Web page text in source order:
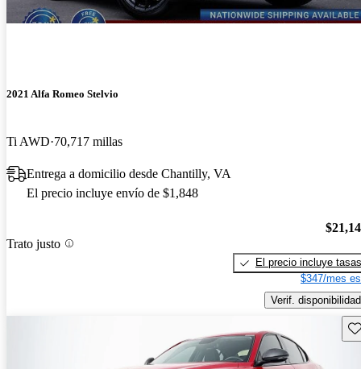
2021 Alfa Romeo Stelvio
Ti AWD 70,717 millas
Entrega a domicilio desde Chantilly, VA
El precio incluye envío de $1,848
Trato justo
El precio incluye tasas
$347/mes
Verif. disponibilidad